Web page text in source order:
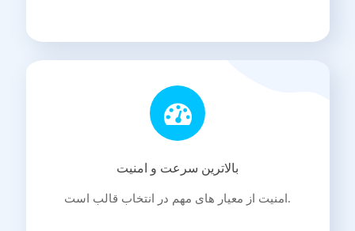
بالاترین سرعت و امنیت
امنیت از معیار های مهم در انتخاب قالب است.